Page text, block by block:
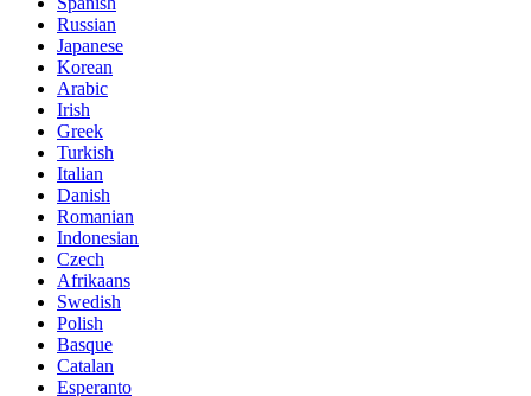
Russian
Japanese
Korean
Arabic
Irish
Greek
Turkish
Italian
Danish
Romanian
Indonesian
Czech
Afrikaans
Swedish
Polish
Basque
Catalan
Esperanto